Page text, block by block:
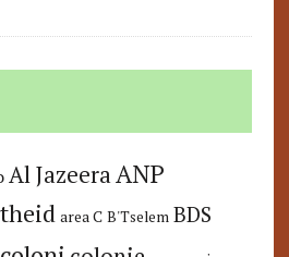
Al JazeeraANP
area C B'Tselem BDS